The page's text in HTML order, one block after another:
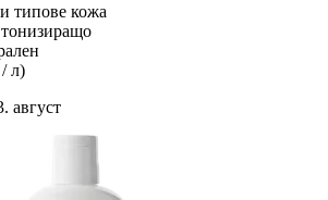
типове кожа
л)
август